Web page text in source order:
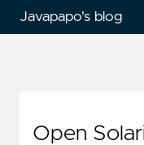
Javapapo's blog
Open